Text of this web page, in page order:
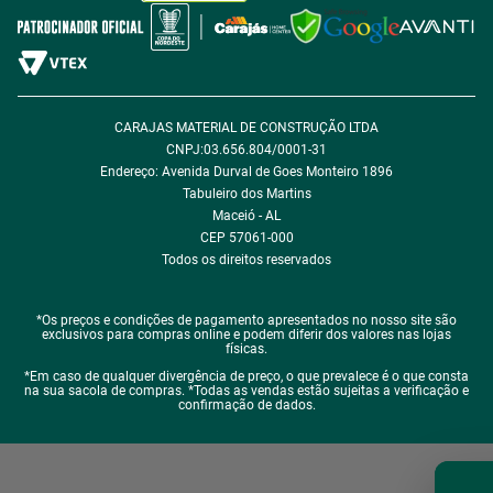
Política de Desconto
Fale com encarregado de dados
CARAJAS MATERIAL DE CONSTRUÇÃO LTDA
CNPJ:03.656.804/0001-31
Endereço: Avenida Durval de Goes Monteiro 1896
Tabuleiro dos Martins
Maceió - AL
CEP 57061-000
Todos os direitos reservados
*Os preços e condições de pagamento apresentados no nosso site são
exclusivos para compras online e podem diferir dos valores nas lojas
físicas.
*Em caso de qualquer divergência de preço, o que prevalece é o que consta
na sua sacola de compras. *Todas as vendas estão sujeitas a verificação e
confirmação de dados.